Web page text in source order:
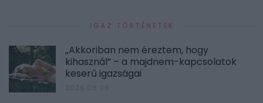
IGAZ TÖRTÉNETEK
„Akkoriban nem éreztem, hogy
kihasznál” – a majdnem-kapcsolatok
keserű igazságai